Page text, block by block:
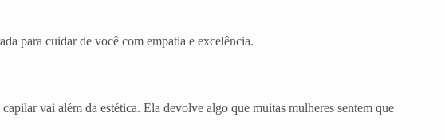
para cuidar de você com empatia e excelência.
vai além da estética. Ela devolve algo que muitas mulheres sentem que